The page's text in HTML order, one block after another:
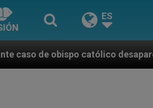
ES
católico desaparecido por la